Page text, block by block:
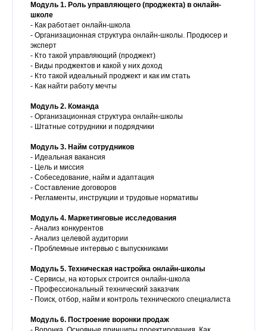
Модуль 1. Роль управляющего (проджекта) в онлайн-
школе
- Как работает онлайн-школа
- Организационная структура онлайн-школы. Продюсер и
эксперт
- Кто такой управляющий (проджект)
- Виды проджектов и какой у них доход
- Кто такой идеальный проджект и как им стать
- Как найти работу мечты
Модуль 2. Команда
- Организационная структура онлайн-школы
- Штатные сотрудники и подрядчики
Модуль 3. Найм сотрудников
- Идеальная вакансия
- Цель и миссия
- Собеседование, найм и адаптация
- Составление договоров
- Регламенты, инструкции и трудовые нормативы
Модуль 4. Маркетинговые исследования
- Анализ конкурентов
- Анализ целевой аудитории
- Проблемные интервью с выпускниками
Модуль 5. Техническая настройка онлайн-школы
- Сервисы, на которых строится онлайн-школа
- Профессиональный технический заказчик
- Поиск, отбор, найм и контроль технического специалиста
Модуль 6. Построение воронки продаж